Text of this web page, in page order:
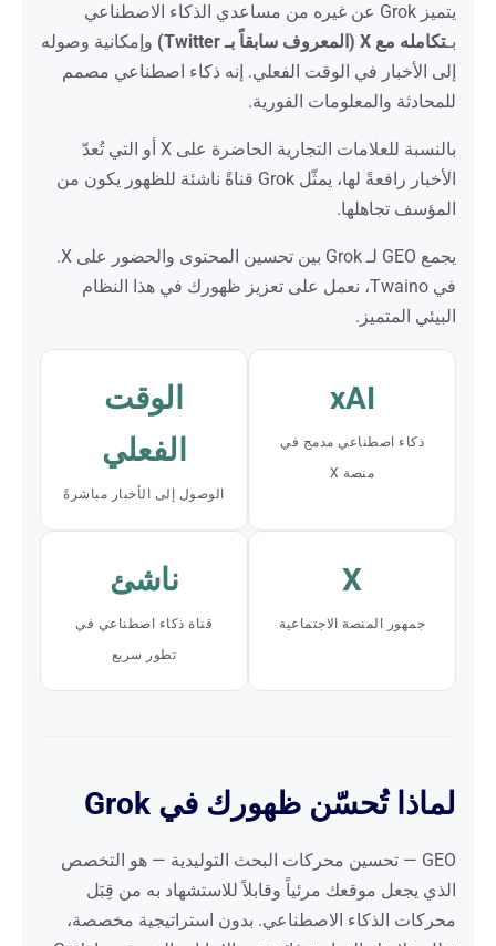
يتميز Grok عن غيره من مساعدي الذكاء الاصطناعي
تكامله مع X (المعروف سابقاً بـ Twitter)
وإمكانية وصوله
إلى الأخبار في الوقت الفعلي. إنه ذكاء اصطناعي مصمم
للمحادثة والمعلومات الفورية.
بالنسبة للعلامات التجارية الحاضرة على X أو التي تُعدّ
الأخبار رافعةً لها، يمثّل Grok قناةً ناشئة للظهور يكون من
المؤسف تجاهلها.
يجمع GEO لـ Grok بين تحسين المحتوى والحضور على X.
في Twaino، نعمل على تعزيز ظهورك في هذا النظام
البيئي المتميز.
xAI
ذكاء اصطناعي مدمج في
منصة X
الوقت
الفعلي
الوصول إلى الأخبار مباشرةً
جمهور المنصة الاجتماعية
ناشئ
قناة ذكاء اصطناعي في
تطور سريع
لماذا تُحسّن ظهورك في Grok
GEO — تحسين محركات البحث التوليدية — هو التخصص
الذي يجعل موقعك مرئياً وقابلاً للاستشهاد به من قِبَل
محركات الذكاء الاصطناعي. بدون استراتيجية مخصصة،